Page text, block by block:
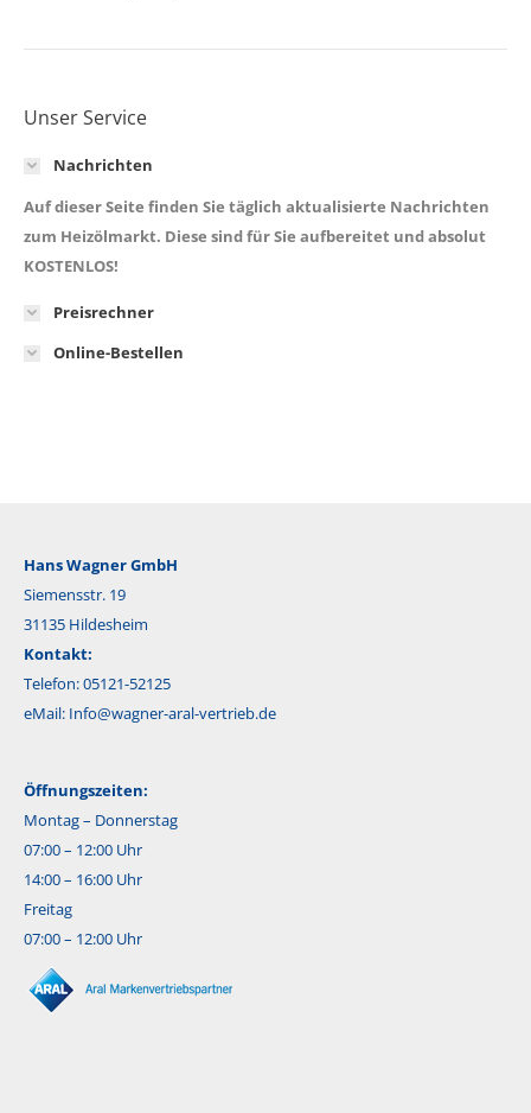
Unser Service
Nachrichten
Auf dieser Seite finden Sie täglich aktualisierte Nachrichten
zum Heizölmarkt. Diese sind für Sie aufbereitet und absolut
KOSTENLOS!
Preisrechner
Online-Bestellen
Hans Wagner GmbH
Siemensstr. 19
31135 Hildesheim
Kontakt:
Telefon: 05121-52125
eMail: Info@wagner-aral-vertrieb.de
Öffnungszeiten:
Montag – Donnerstag
07:00 – 12:00 Uhr
14:00 – 16:00 Uhr
Freitag
07:00 – 12:00 Uhr